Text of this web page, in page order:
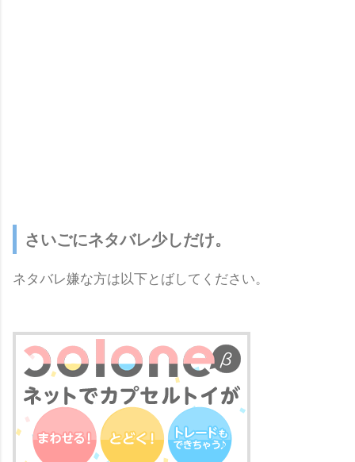
さいごにネタバレ少しだけ。
ネタバレ嫌な方は以下とばしてください。